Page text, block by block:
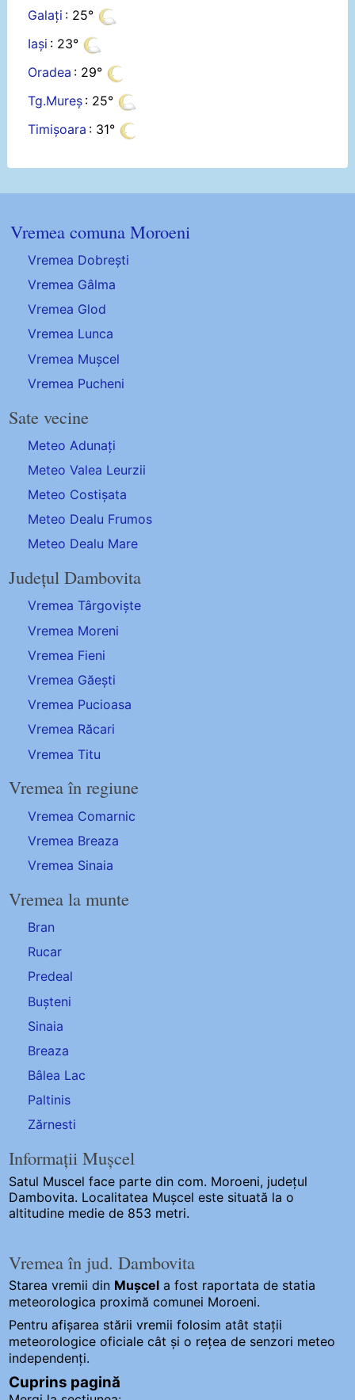
Galați : 25°
Iași : 23°
Oradea : 29°
Tg.Mureș : 25°
Timișoara : 31°
Vremea comuna Moroeni
Vremea Dobrești
Vremea Gâlma
Vremea Glod
Vremea Lunca
Vremea Mușcel
Vremea Pucheni
Sate vecine
Meteo Adunați
Meteo Valea Leurzii
Meteo Costișata
Meteo Dealu Frumos
Meteo Dealu Mare
Județul Dambovita
Vremea Târgoviște
Vremea Moreni
Vremea Fieni
Vremea Găești
Vremea Pucioasa
Vremea Răcari
Vremea Titu
Vremea în regiune
Vremea Comarnic
Vremea Breaza
Vremea Sinaia
Vremea la munte
Bran
Rucar
Predeal
Bușteni
Sinaia
Breaza
Bâlea Lac
Paltinis
Zărnesti
Informații Mușcel
Satul Muscel face parte din com. Moroeni, județul
Dambovita. Localitatea Mușcel este situată la o
altitudine medie de 853 metri.
Vremea în jud. Dambovita
Starea vremii din Mușcel a fost raportata de statia
meteorologica proximă comunei Moroeni.
Pentru afișarea stării vremii folosim atât stații
meteorologice oficiale cât și o rețea de senzori meteo
independenți.
Cuprins pagină